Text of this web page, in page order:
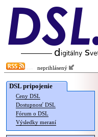
neprihlásený
DSL pripojenie
Ceny DSL
Dostupnosť DSL
Fórum o DSL
Výsledky meraní